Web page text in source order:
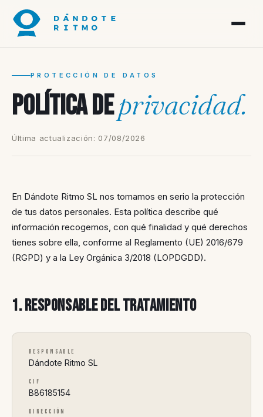
PROTECCIÓN DE DATOS
Política deprivacidad.
Última actualización: 07/08/2026
En Dándote Ritmo SL nos tomamos en serio la protección
de tus datos personales. Esta política describe qué
información recogemos, con qué finalidad y qué derechos
tienes sobre ella, conforme al Reglamento (UE) 2016/679
(RGPD) y a la Ley Orgánica 3/2018 (LOPDGDD).
1. Responsable del tratamiento
Responsable
Dándote Ritmo SL
CIF
B86185154
Dirección